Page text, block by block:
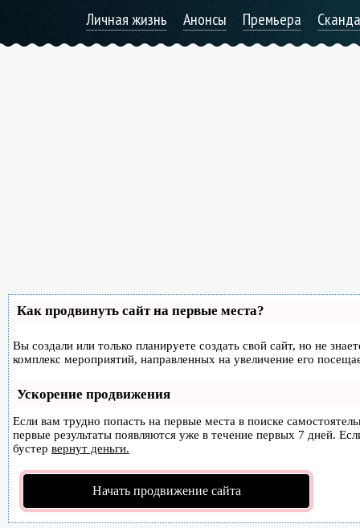
Личная жизнь Анонсы Премьера
Как продвинуть сайт на первые места?
Вы создали или только планируете создать свой сайт, но не
комплекс мероприятий, направленных на увеличение его
Ускорение продвижения
Если вам трудно попасть на первые места в поиске
первые результаты появляются уже в течение первых 7 дней.
бустер вернут деньги.
Начать продвижение сайта